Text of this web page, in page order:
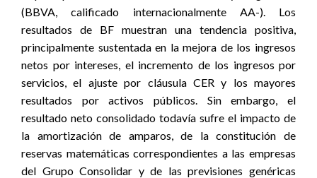
(BBVA, calificado internacionalmente AA-). Los
resultados de BF muestran una tendencia positiva,
principalmente sustentada en la mejora de los ingresos
netos por intereses, el incremento de los ingresos por
servicios, el ajuste por cláusula CER y los mayores
resultados por activos públicos. Sin embargo, el
resultado neto consolidado todavía sufre el impacto de
la amortización de amparos, de la constitución de
reservas matemáticas correspondientes a las empresas
del Grupo Consolidar y de las previsiones genéricas